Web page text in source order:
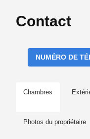
Contact
NUMÉRO DE
Chambres
Photos du propriétaire